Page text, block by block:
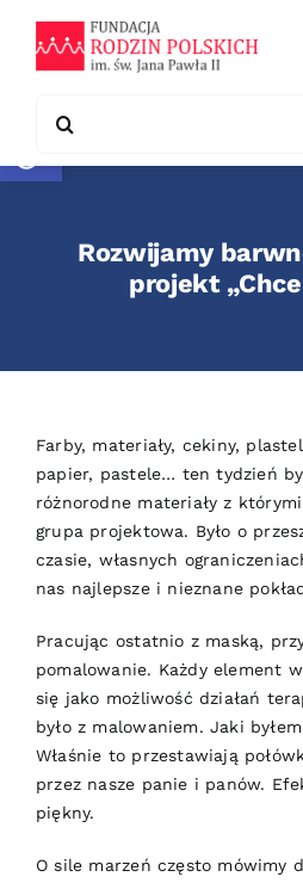
Otwórz pasek narzędzi
content
Co robimy
Współpraca
for:
Rozwijamy
projekt
Farby, materiały, cekiny,
papier, pastele… ten tydzień
różnorodne materiały z
grupa projektowa. Było o
czasie, własnych
nas najlepsze i nieznane
Pracując ostatnio z maską,
pomalowanie. Każdy element
się jako możliwość działań
było z malowaniem. Jaki
Właśnie to przestawiają
przez nasze panie i panów.
piękny.
O sile marzeń często mówimy